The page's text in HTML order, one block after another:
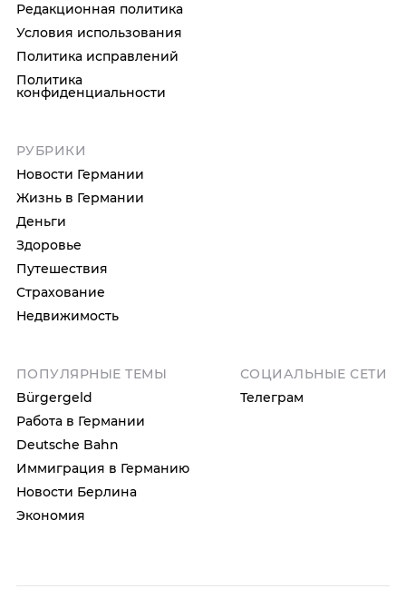
Редакционная политика
Условия использования
Политика исправлений
Политика
конфиденциальности
РУБРИКИ
Новости Германии
Жизнь в Германии
Деньги
Здоровье
Путешествия
Страхование
Недвижимость
ПОПУЛЯРНЫЕ ТЕМЫ
Bürgergeld
Работа в Германии
Deutsche Bahn
Иммиграция в Германию
Новости Берлина
Экономия
СОЦИАЛЬНЫЕ СЕТИ
Телеграм